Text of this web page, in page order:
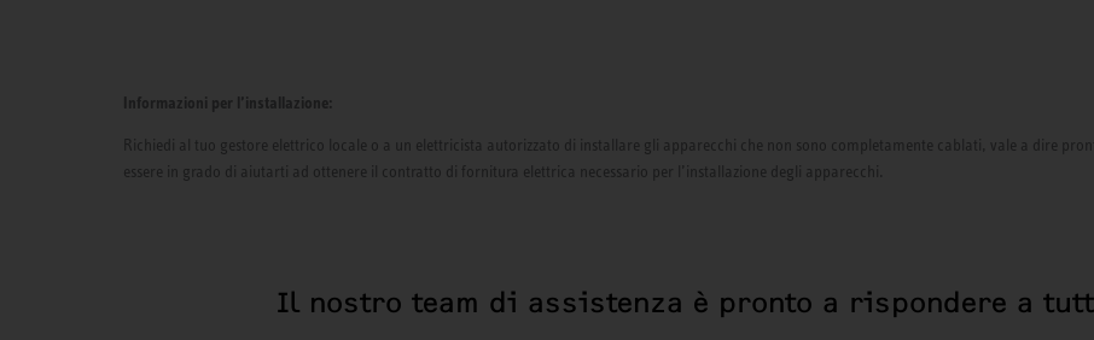
Informazioni per l’installazione:
Richiedi al tuo gestore elettrico locale o a un elettricista autorizzato di installare gli apparecchi che non sono completamente cablati, vale a dire
essere in grado di aiutarti ad ottenere il contratto di fornitura elettrica necessario per l’installazione degli apparecchi.
Il nostro team di assistenza è pronto a rispondere a